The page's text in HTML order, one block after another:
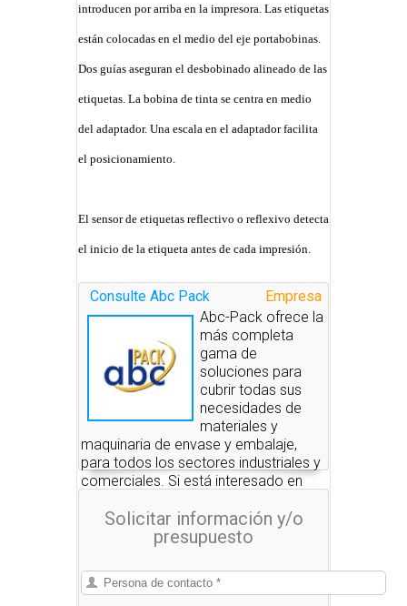
introducen por arriba en la impresora. Las etiquetas
están colocadas en el medio del eje portabobinas.
Dos guías aseguran el desbobinado alineado de las
etiquetas. La bobina de tinta se centra en medio
del adaptador. Una escala en el adaptador facilita
el posicionamiento.
El sensor de etiquetas reflectivo o reflexivo detecta
el inicio de la etiqueta antes de cada impresión.
Empresa
Consulte Abc Pack
Abc-Pack ofrece la
más completa
gama de
soluciones para
cubrir todas sus
necesidades de
materiales y
maquinaria de envase y embalaje,
para todos los sectores industriales y
comerciales. Si está interesado en
le pondremos en contacto con las
empresas que se los pueden
Solicitar información y/o
presupuesto